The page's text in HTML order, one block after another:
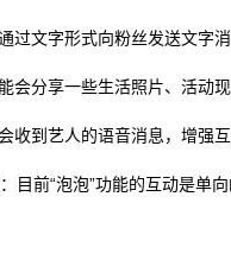
过文字形式向粉丝发送文字
会分享一些生活照片、活动
收到艺人的语音消息，增强互
目前“泡泡”功能的互动是单